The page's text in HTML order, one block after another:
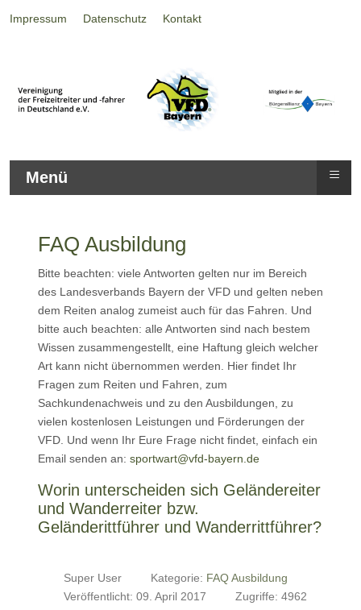
Impressum Datenschutz Kontakt
Menü ≡
FAQ Ausbildung
Bitte beachten: viele Antworten gelten nur im Bereich
des Landesverbands Bayern der VFD und gelten neben
dem Reiten analog zumeist auch für das Fahren. Und
bitte auch beachten: alle Antworten sind nach bestem
Wissen zusammengestellt, eine Haftung gleich welcher
Art kann nicht übernommen werden. Hier findet Ihr
Fragen zum Reiten und Fahren, zum
Sachkundenachweis und zu den Ausbildungen, zu
vielen kostenlosen Leistungen und Förderungen der
VFD. Und wenn Ihr Eure Frage nicht findet, einfach ein
Email senden an: sportwart@vfd-bayern.de
Worin unterscheiden sich Geländereiter
und Wanderreiter bzw.
Geländerittführer und Wanderrittführer?
Super User Kategorie: FAQ Ausbildung
Veröffentlicht: 09. April 2017
Zugriffe: 4962